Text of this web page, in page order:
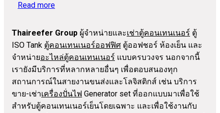
Read more
Thaireefer Group ผู้จำหน่ายและเช่าตู้คอนเทนเนอร์ ตู้
ISO Tank ตู้คอนเทนเนอร์ออฟฟิศ ตู้ออฟชอร์ ห้องเย็น และ
จำหน่ายอะไหล่ตู้คอนเทนเนอร์ แบบครบวงจร นอกจากนี้
เรายังมีบริการที่หลากหลายอื่นๆ เพื่อตอบสนองทุก
สถานการณ์ในสายงานขนส่งและโลจิสติกส์ เช่น บริการ
ขาย-เช่าเครื่องปั่นไฟ Generator set ที่ออกแบบมาเพื่อใช้
สำหรับตู้คอนเทนเนอร์เย็นโดยเฉพาะ และเพื่อใช้งานกับ